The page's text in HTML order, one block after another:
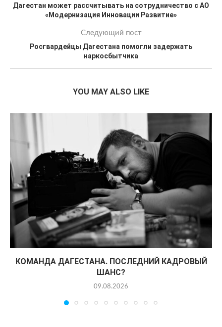
Дагестан может рассчитывать на сотрудничество с АО
«Модернизация Инновации Развитие»
Следующий пост
Росгвардейцы Дагестана помогли задержать
наркосбытчика
YOU MAY ALSO LIKE
КОМАНДА ДАГЕСТАНА. ПОСЛЕДНИЙ КАДРОВЫЙ
ШАНС?
09.08.2026